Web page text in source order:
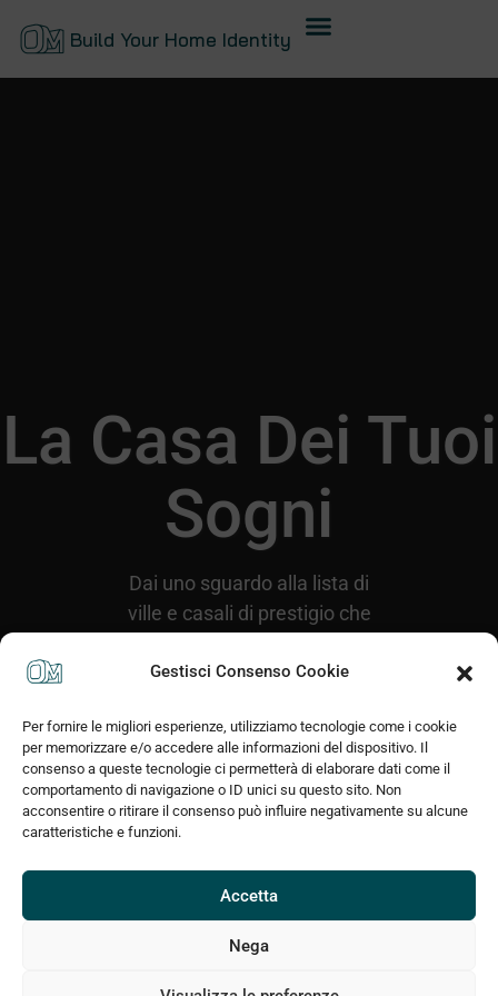
Gestisci Consenso Cookie
Per fornire le migliori esperienze, utilizziamo tecnologie come i cookie
per memorizzare e/o accedere alle informazioni del dispositivo. Il
consenso a queste tecnologie ci permetterà di elaborare dati come il
comportamento di navigazione o ID unici su questo sito. Non
acconsentire o ritirare il consenso può influire negativamente su alcune
caratteristiche e funzioni.
Accetta
Nega
Build Your Home Identity
La Casa Dei Tuoi
Sogni
Dai uno sguardo alla lista di
ville e casali di prestigio che
vendita presso i nostri